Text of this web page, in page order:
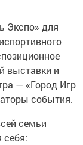
Экспо» для
выставки и
— «Город Игр
события.
семьи
себя: